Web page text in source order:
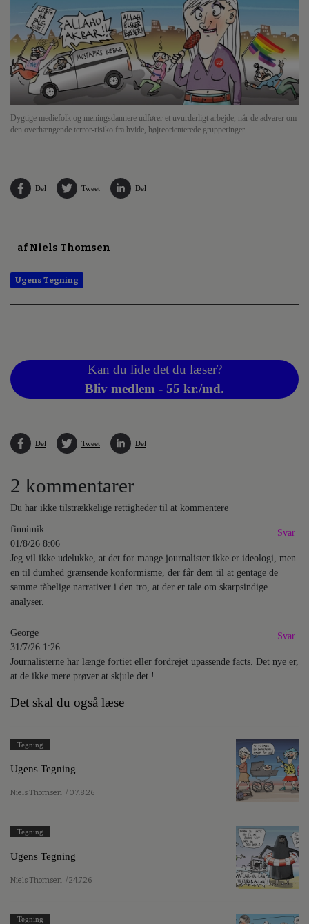
Dygtige mediefolk og meningsdannere udfører et uvurderligt arbejde, når de advarer om
den overhængende terror-risiko fra hvide, højreorienterede grupperinger.
Del Tweet Del
af Niels Thomsen
Ugens Tegning
-
Kan du lide det du læser?
Bliv medlem - 55 kr./md.
Del Tweet Del
2 kommentarer
Du har ikke tilstrækkelige rettigheder til at kommentere
finnimik
01/8/26 8:06
Jeg vil ikke udelukke, at det for mange journalister ikke er ideologi, men
en til dumhed grænsende konformisme, der får dem til at gentage de
samme tåbelige narrativer i den tro, at der er tale om skarpsindige
analyser.
Svar
George
31/7/26 1:26
Journalisterne har længe fortiet eller fordrejet upassende facts. Det nye er,
at de ikke mere prøver at skjule det !
Svar
Det skal du også læse
Tegning
Ugens Tegning
Niels Thomsen / 07.8.26
Tegning
Ugens Tegning
Niels Thomsen / 24.7.26
Tegning